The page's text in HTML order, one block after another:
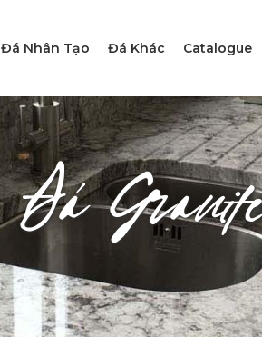
Đá Nhân Tạo Đá Khác Catalogue
Đá Granite